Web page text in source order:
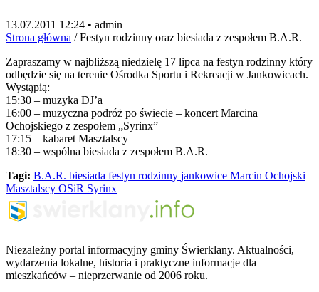
13.07.2011 12:24 • admin
Strona główna / Festyn rodzinny oraz biesiada z zespołem B.A.R.
Zapraszamy w najbliższą niedzielę 17 lipca na festyn rodzinny który
odbędzie się na terenie Ośrodka Sportu i Rekreacji w Jankowicach.
Wystąpią:
15:30 – muzyka DJ’a
16:00 – muzyczna podróż po świecie – koncert Marcina
Ochojskiego z zespołem „Syrinx”
17:15 – kabaret Masztalscy
18:30 – wspólna biesiada z zespołem B.A.R.
Tagi: B.A.R. biesiada festyn rodzinny jankowice Marcin Ochojski
Masztalscy OSiR Syrinx
Niezależny portal informacyjny gminy Świerklany. Aktualności,
wydarzenia lokalne, historia i praktyczne informacje dla
mieszkańców – nieprzerwanie od 2006 roku.